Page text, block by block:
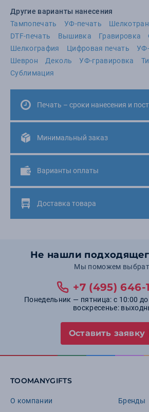
Другие варианты нанесения
Тампопечать
УФ-печать
DTF-печать
Вышивка Гравировка
Шелкография
Цифровая печать
Шеврон
Деколь УФ-гравировка
Сублимация
Печать – сроки нанесения и
Минимальный заказ
Варианты оплаты
Доставка товара
Не нашли
Мы поможем
+7 (495) 646-
Понедельник — пятница: с 10:00
воскресенье:
Оставить заявку
TOOMANYGIFTS
О компании
Бренды